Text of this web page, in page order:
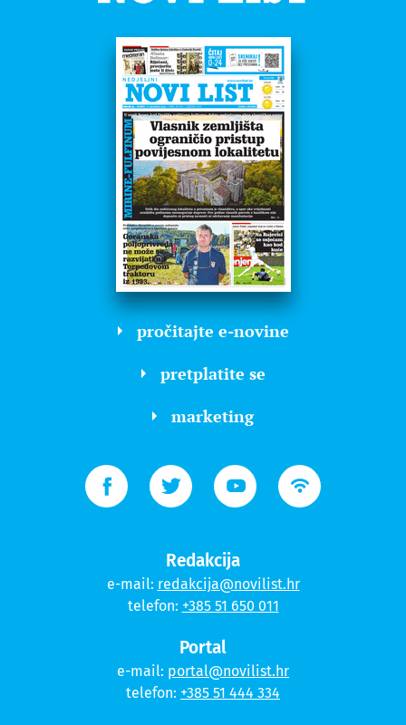
pročitajte e-novine
pretplatite se
marketing
Redakcija
e-mail: redakcija@novilist.hr
telefon: +385 51 650 011
Portal
e-mail: portal@novilist.hr
telefon: +385 51 444 334